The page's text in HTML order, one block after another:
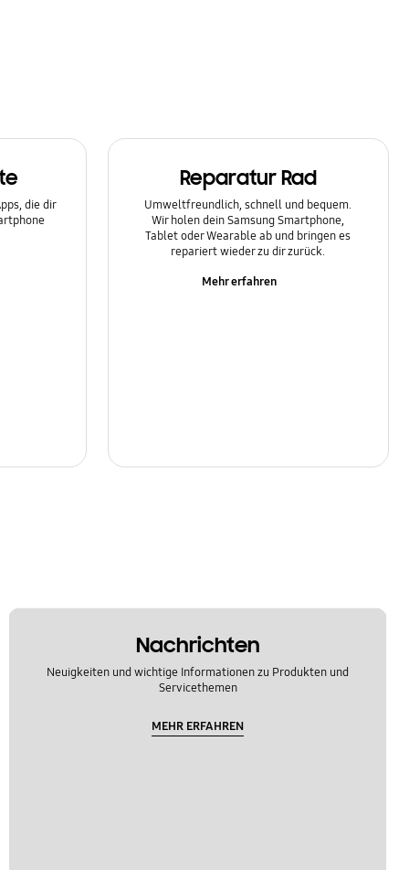
die dir
Reparatur Rad
Umweltfreundlich, schnell und bequem.
Wir holen dein Samsung Smartphone,
Tablet oder Wearable ab und bringen es
repariert wieder zu dir zurück.
Mehr erfahren
Nachrichten
Neuigkeiten und wichtige Informationen zu Produkten und
Servicethemen
MEHR ERFAHREN